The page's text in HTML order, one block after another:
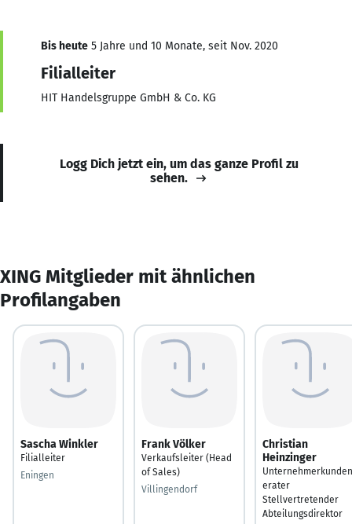
Bis heute 5 Jahre und 10 Monate, seit Nov. 2020
Filialleiter
HIT Handelsgruppe GmbH & Co. KG
Logg Dich jetzt ein, um das ganze Profil zu
sehen.
XING Mitglieder mit ähnlichen
Profilangaben
Sascha Winkler
Filialleiter
Eningen
Frank Völker
Verkaufsleiter (Head
of Sales)
Villingendorf
Christian
Heinzinger
erater
Stellvertretender
Abteilungsdirektor